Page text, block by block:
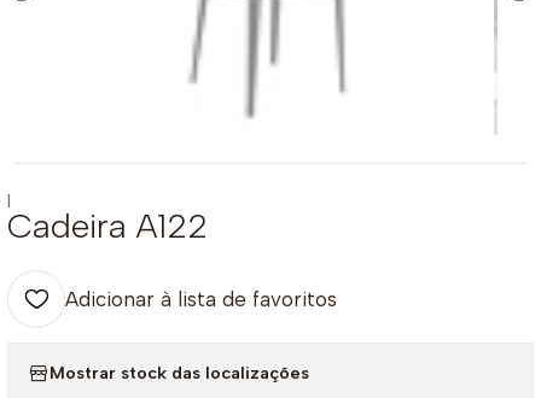
|
Cadeira A122
Adicionar à lista de favoritos
Mostrar stock das localizações